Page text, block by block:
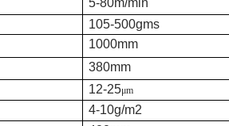
5-80m/min
105-500gms
1000mm
380mm
12-25μm
4-10g/m2